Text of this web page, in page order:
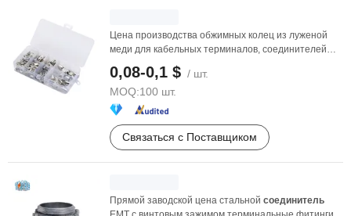
Цена производства обжимных колец из луженой
меди для кабельных терминалов, соединителей
0,08-0,1 $ / шт.
MOQ:100 шт.
Связаться с Поставщиком
Прямой заводской цена стальной соединитель